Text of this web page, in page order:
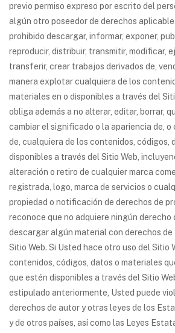
previo permiso expreso por escrito del
algún otro poseedor de derechos
prohibido descargar, informar, exponer,
reproducir, distribuir, transmitir, modificar,
transferir, crear trabajos derivados de,
manera explotar cualquiera de los
materiales en o disponibles a través del
obliga además a no alterar, editar, borrar,
cambiar el significado o la apariencia de, o
de, cualquiera de los contenidos, códigos,
disponibles a través del Sitio Web,
alteración o retiro de cualquier marca
registrada, logo, marca de servicios o
propiedad o notificación de derechos de
reconoce que no adquiere ningún derecho
descargar algún material con derechos de
Sitio Web. Si Usted hace otro uso del Sitio
contenidos, códigos, datos o materiales
que estén disponibles a través del Sitio
estipulado anteriormente, Usted puede
derechos de autor y otras leyes de los
y de otros países, así como las Leyes